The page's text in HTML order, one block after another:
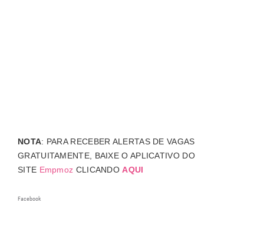
NOTA: PARA RECEBER ALERTAS DE VAGAS
GRATUITAMENTE, BAIXE O APLICATIVO DO
SITE Empmoz CLICANDOAQUI
Facebook